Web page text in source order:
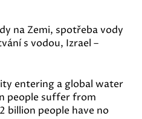
na Zemi, spotřeba vody
s vodou, Izrael –
entering a global water
people suffer from
billion people have no